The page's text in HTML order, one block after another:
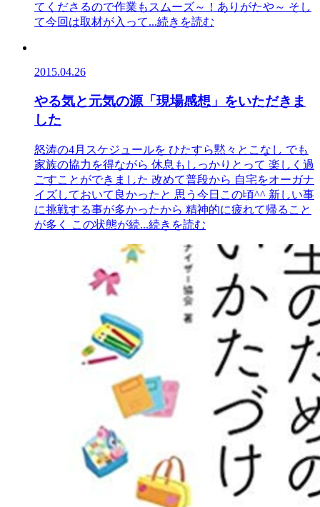
てくださるので作業もスムーズ～！ありがたや～ そし
て今回は取材が入って...続きを読む
2015.04.26
やる気と元気の源「現場感想」をいただきま
した
怒涛の4月スケジュールを ひたすら黙々とこなし でも
家族の協力を得ながら 休息もしっかりとって 楽しく過
ごすことができました 改めて普段から 自宅をオーガナ
イズしておいて良かったと 思う今日この頃^^ 新しい事
に挑戦する事が多かったから 精神的に疲れて帰ること
が多く この状態が続...続きを読む